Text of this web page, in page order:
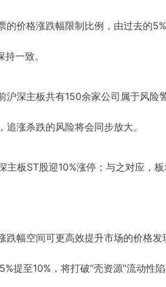
价格涨跌幅限制比例，由过去的
一致。
深主板共有150余家公司属于风险
涨杀跌的风险将会同步放大。
板ST股迎10%涨停；与之对应，
幅空间可更高效提升市场的价格发
提至10%，将打破“壳资源”流动性